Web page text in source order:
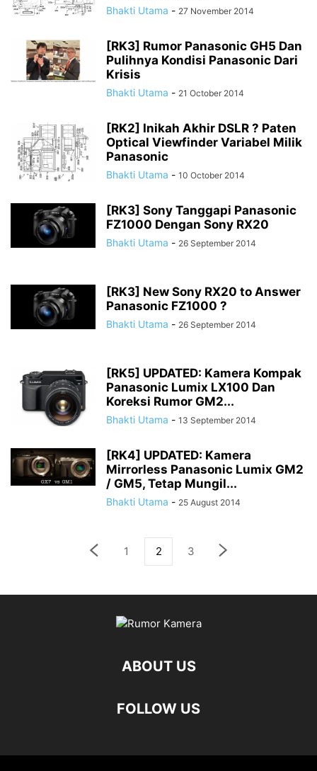
Bhakti Utama - 27 November 2014
[RK3] Rumor Panasonic GH5 Dan
Pulihnya Kondisi Panasonic Dari
Krisis
Bhakti Utama - 21 October 2014
[RK2] Inikah Akhir DSLR ? Paten
Optical Viewfinder Variabel Milik
Panasonic
Bhakti Utama - 10 October 2014
[RK3] Sony Tanggapi Panasonic
FZ1000 Dengan Sony RX20
Bhakti Utama - 26 September 2014
[RK3] New Sony RX20 to Answer
Panasonic FZ1000 ?
Bhakti Utama - 26 September 2014
[RK5] UPDATED: Kamera Kompak
Panasonic Lumix LX100 Dan
Koreksi Rumor GM2...
Bhakti Utama - 13 September 2014
[RK4] UPDATED: Kamera
Mirrorless Panasonic Lumix GM2
/ GM5, Tetap Mungil...
Bhakti Utama - 25 August 2014
1 2 3
ABOUT US
FOLLOW US